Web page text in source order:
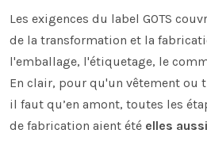
Les exigences du label GOTS
de la transformation et la
l'emballage, l'étiquetage, le
En clair, pour qu'un vêtement ou
il faut qu’en amont, toutes les
de fabrication aient été elles